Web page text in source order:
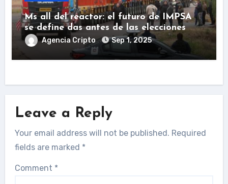
Ms all del reactor: el futuro de IMPSA
se define das antes de las elecciones
Agencia Cripto Sep 1, 2025
Leave a Reply
Your email address will not be published. Required
fields are marked *
Comment *